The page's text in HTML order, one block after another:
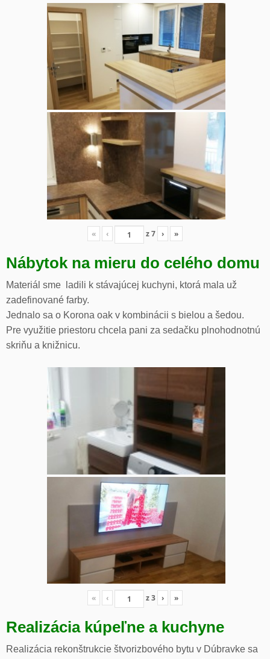
« ‹ z7 › »
Nábytok na mieru do celého domu
Materiál sme ladili k stávajúcej kuchyni, ktorá mala už
zadefinované farby.
Jednalo sa o Korona oak v kombinácii s bielou a šedou.
Pre využitie priestoru chcela pani za sedačku plnohodnotnú
skriňu a knižnicu.
« ‹ z3 › »
Realizácia kúpeľne a kuchyne
Realizácia rekonštrukcie štvorizbového bytu v Dúbravke sa